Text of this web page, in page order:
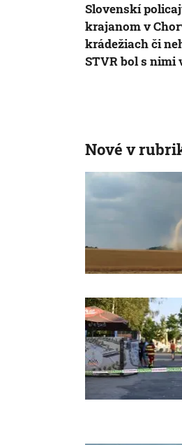
Slovenskí
krajanom v
krádežiach či
STVR bol s nimi
Nové v